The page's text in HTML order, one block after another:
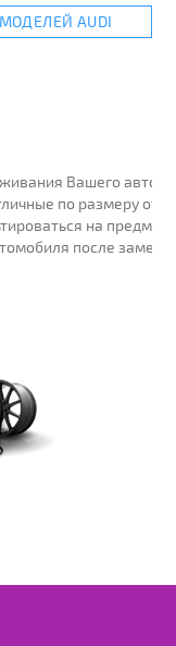
AUDI
Вашего
по размеру от
на предмет
после